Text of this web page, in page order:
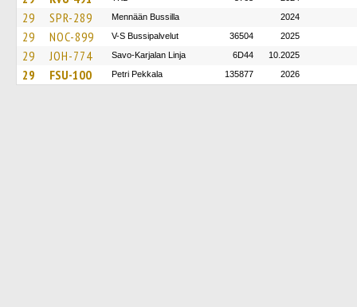
29 SPR-289 Mennään Bussilla 2024
29 NOC-899 V-S Bussipalvelut 36504 2025
29 JOH-774 Savo-Karjalan Linja 6D44 10.2025
29 FSU-100 Petri Pekkala 135877 2026